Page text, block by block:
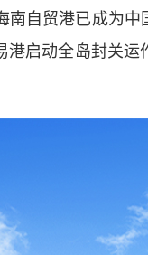
自贸港已成为
启动全岛封关